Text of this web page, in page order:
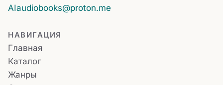
AIaudiobooks@proton.me
НАВИГАЦИЯ
Главная
Каталог
Жанры